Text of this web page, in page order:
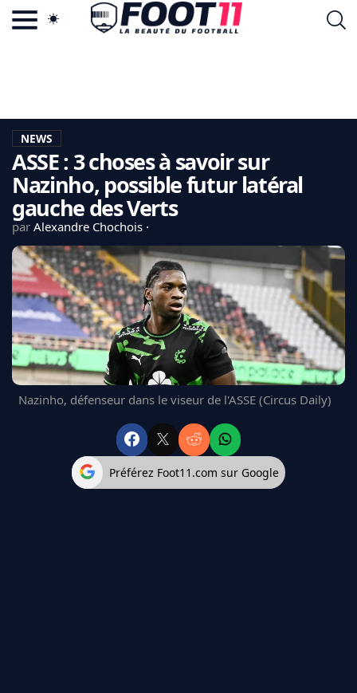
LA CHARTE
VIE PRIVÉE
CGU
CONTACTEZ-NOUS
MERCATO
CDM 2026
EDF
PSG
LIGUE 1
REAL MADRID
FC BARCELONE
MANCHESTER UNITED
L'AVIS DE LA RÉDAC'
NEWS
ASSE : 3 choses à savoir sur
Nazinho, possible futur latéral
gauche des Verts
par Alexandre Chochois
Nazinho, défenseur dans le viseur de l'ASSE (Circus Daily)
Préférez Foot11.com sur Google